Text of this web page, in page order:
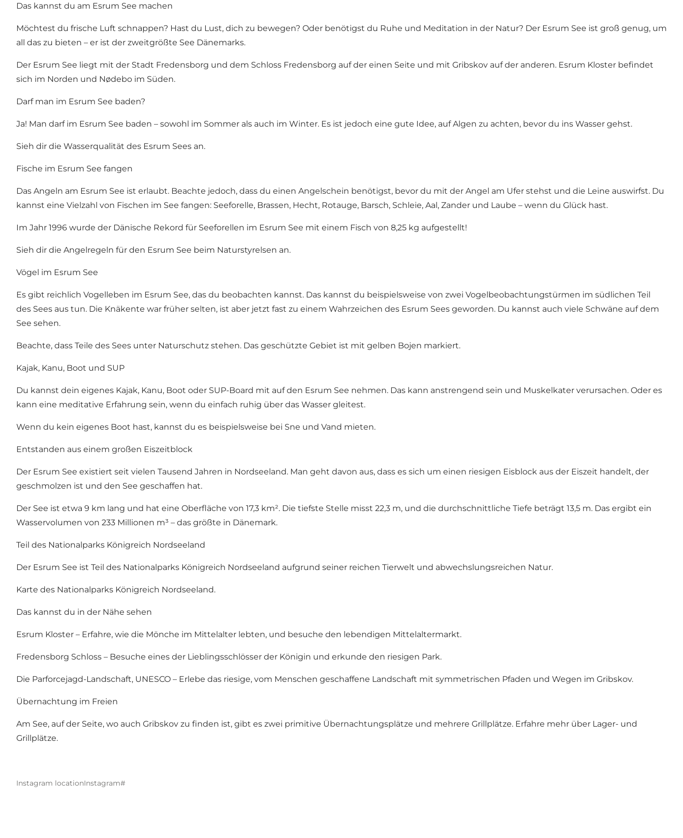
Das kannst du am Esrum See machen
Möchtest du frische Luft schnappen? Hast du Lust, dich zu bewegen? Oder benötigst du Ruhe und Meditation in der Natur? Der Esrum See ist groß genug, um
all das zu bieten – er ist der zweitgrößte See Dänemarks.
Der Esrum See liegt mit der Stadt Fredensborg und dem Schloss Fredensborg auf der einen Seite und mit Gribskov auf der anderen. Esrum Kloster befindet
sich im Norden und Nødebo im Süden.
Darf man im Esrum See baden?
Ja! Man darf im Esrum See baden – sowohl im Sommer als auch im Winter. Es ist jedoch eine gute Idee, auf Algen zu achten, bevor du ins Wasser gehst.
Sieh dir die Wasserqualität des Esrum Sees an.
Fische im Esrum See fangen
Das Angeln am Esrum See ist erlaubt. Beachte jedoch, dass du einen Angelschein benötigst, bevor du mit der Angel am Ufer stehst und die Leine auswirfst. Du
kannst eine Vielzahl von Fischen im See fangen: Seeforelle, Brassen, Hecht, Rotauge, Barsch, Schleie, Aal, Zander und Laube – wenn du Glück hast.
Im Jahr 1996 wurde der Dänische Rekord für Seeforellen im Esrum See mit einem Fisch von 8,25 kg aufgestellt!
Sieh dir die Angelregeln für den Esrum See beim Naturstyrelsen an.
Vögel im Esrum See
Es gibt reichlich Vogelleben im Esrum See, das du beobachten kannst. Das kannst du beispielsweise von zwei Vogelbeobachtungstürmen im südlichen Teil
des Sees aus tun. Die Knäkente war früher selten, ist aber jetzt fast zu einem Wahrzeichen des Esrum Sees geworden. Du kannst auch viele Schwäne auf dem
See sehen.
Beachte, dass Teile des Sees unter Naturschutz stehen. Das geschützte Gebiet ist mit gelben Bojen markiert.
Kajak, Kanu, Boot und SUP
Du kannst dein eigenes Kajak, Kanu, Boot oder SUP-Board mit auf den Esrum See nehmen. Das kann anstrengend sein und Muskelkater verursachen. Oder es
kann eine meditative Erfahrung sein, wenn du einfach ruhig über das Wasser gleitest.
Wenn du kein eigenes Boot hast, kannst du es beispielsweise bei Sne und Vand mieten.
Entstanden aus einem großen Eiszeitblock
Der Esrum See existiert seit vielen Tausend Jahren in Nordseeland. Man geht davon aus, dass es sich um einen riesigen Eisblock aus der Eiszeit handelt, der
geschmolzen ist und den See geschaffen hat.
Der See ist etwa 9 km lang und hat eine Oberfläche von 17,3 km². Die tiefste Stelle misst 22,3 m, und die durchschnittliche Tiefe beträgt 13,5 m. Das ergibt ein
Wasservolumen von 233 Millionen m³ – das größte in Dänemark.
Teil des Nationalparks Königreich Nordseeland
Der Esrum See ist Teil des Nationalparks Königreich Nordseeland aufgrund seiner reichen Tierwelt und abwechslungsreichen Natur.
Karte des Nationalparks Königreich Nordseeland.
Das kannst du in der Nähe sehen
Esrum Kloster – Erfahre, wie die Mönche im Mittelalter lebten, und besuche den lebendigen Mittelaltermarkt.
Fredensborg Schloss – Besuche eines der Lieblingsschlösser der Königin und erkunde den riesigen Park.
Die Parforcejagd-Landschaft, UNESCO – Erlebe das riesige, vom Menschen geschaffene Landschaft mit symmetrischen Pfaden und Wegen im Gribskov.
Übernachtung im Freien
Am See, auf der Seite, wo auch Gribskov zu finden ist, gibt es zwei primitive Übernachtungsplätze und mehrere Grillplätze. Erfahre mehr über Lager- und
Grillplätze.
Instagram locationInstagram#